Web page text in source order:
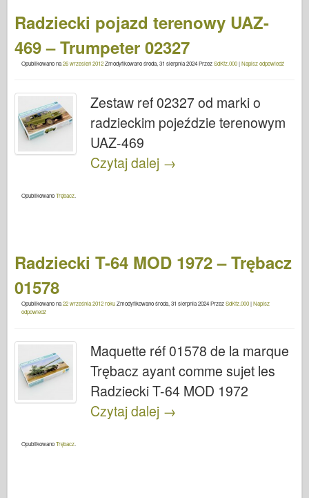
Radziecki pojazd terenowy UAZ-
469 – Trumpeter 02327
Opublikowano na26 wrzesień 2012Zmodyfikowanośroda, 31 sierpnia 2024PrzezSdKfz.000|Napisz odpowiedź
Zestaw ref 02327 od marki o
radzieckim pojeździe terenowym
UAZ-469
Czytaj dalej →
OpublikowanoTrębacz
Radziecki T-64 MOD 1972 – Trębacz
01578
Opublikowano na22 września 2012 rokuZmodyfikowanośroda, 31 sierpnia 2024PrzezSdKfz.000|Napisz
odpowiedź
Maquette réf 01578 de la marque
Trębacz ayant comme sujet les
Radziecki T-64 MOD 1972
Czytaj dalej →
OpublikowanoTrębacz